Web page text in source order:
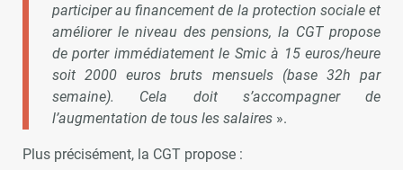
participer au financement de la protection sociale et
améliorer le niveau des pensions, la CGT propose
de porter immédiatement le Smic à 15 euros/heure
soit 2000 euros bruts mensuels (base 32h par
semaine). Cela doit s’accompagner de
l’augmentation de tous les salaires ».
Plus précisément, la CGT propose :